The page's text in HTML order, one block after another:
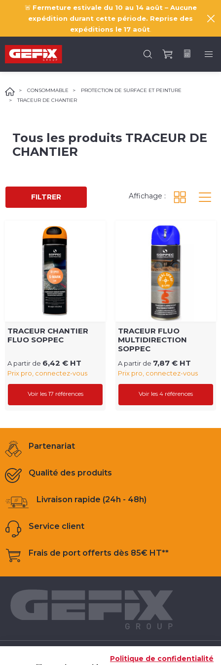
🚨 Fermeture estivale du 10 au 14 août – Aucune
expédition durant cette période. Reprise des
expéditions le 17 août
CONSOMMABLE
PROTECTION DE SURFACE ET PEINTURE
TRACEUR DE CHANTIER
Tous les produits TRACEUR DE
CHANTIER
FILTRER Affichage :
TRACEUR CHANTIER
FLUO SOPPEC
A partir de 6,42 € HT
Prix pro, connectez-vous
Voir les 17 références
TRACEUR FLUO
MULTIDIRECTION
SOPPEC
A partir de 7,87 € HT
Prix pro, connectez-vous
Voir les 4 références
Partenariat
Qualité des produits
Livraison rapide (24h - 48h)
Service client
Frais de port offerts dès 85€ HT**
Politique de confidentialité